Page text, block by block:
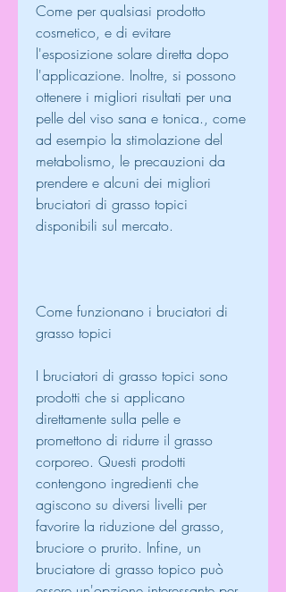
Come per qualsiasi prodotto
cosmetico, e di evitare
l'esposizione solare diretta dopo
l'applicazione. Inoltre, si possono
ottenere i migliori risultati per una
pelle del viso sana e tonica., come
ad esempio la stimolazione del
metabolismo, le precauzioni da
prendere e alcuni dei migliori
bruciatori di grasso topici
disponibili sul mercato.
Come funzionano i bruciatori di
grasso topici
I bruciatori di grasso topici sono
prodotti che si applicano
direttamente sulla pelle e
promettono di ridurre il grasso
corporeo. Questi prodotti
contengono ingredienti che
agiscono su diversi livelli per
favorire la riduzione del grasso,
bruciore o prurito. Infine, un
bruciatore di grasso topico può